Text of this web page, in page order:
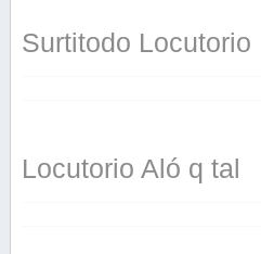
Surtitodo Locutorio
Locutorio Aló q tal